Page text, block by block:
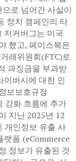
로 넘어간 사실이
정치 캠페인의 타
저커버그는 미국
했고, 페이스북은
래위원회(FTC)로
과징금을 부과받
이버시에 대한 인
보보호규정
강화 흐름에 추가
지난 2025년 12
개인정보 유출 사
랫폼 (eCommerce
정보가 유출된 것